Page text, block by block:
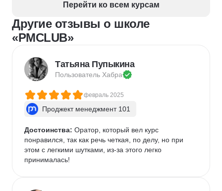
Перейти ко всем курсам
Другие отзывы о школе
«PMCLUB»
Татьяна Пупыкина
Пользователь Хабра
февраль 2025
Проджект менеджмент 101
Достоинства: Оратор, который вел курс
понравился, так как речь четкая, по делу, но при
этом с легкими шутками, из-за этого легко
принималась!